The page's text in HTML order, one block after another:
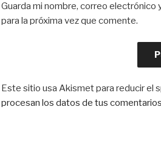
Guarda mi nombre, correo
para la próxima vez que comente.
Este sitio usa Akismet para reducir el
procesan los datos de tus